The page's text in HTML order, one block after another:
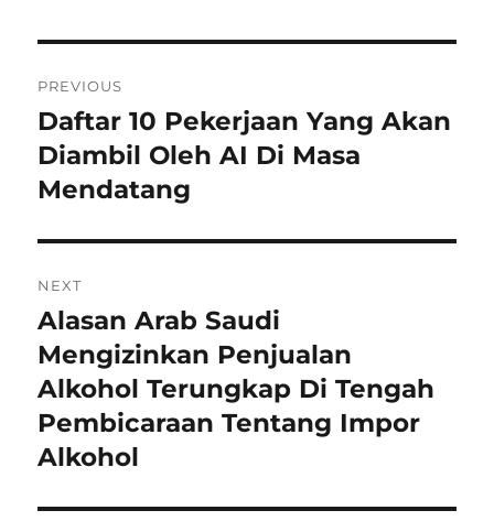
pos
PREVIOUS
Previous
post:
Daftar 10 Pekerjaan Yang Akan
Diambil Oleh AI Di Masa
Mendatang
NEXT
Next
post:
Alasan Arab Saudi
Mengizinkan Penjualan
Alkohol Terungkap Di Tengah
Pembicaraan Tentang Impor
Alkohol